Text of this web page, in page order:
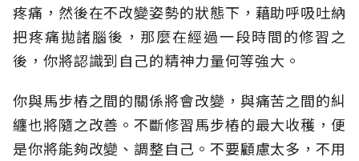
疼痛，然後在不改變姿勢的狀態下，藉助呼吸吐納
把疼痛拋諸腦後，那麼在經過一段時間的修習之
後，你將認識到自己的精神力量何等強大。
你與馬步樁之間的關係將會改變，與痛苦之間的糾
纏也將隨之改善。不斷修習馬步樁的最大收穫，便
是你將能夠改變、調整自己。不要顧慮太多，不用